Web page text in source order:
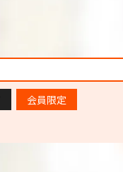
会員限定